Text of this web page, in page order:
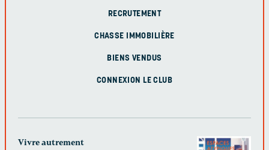
RECRUTEMENT
CHASSE IMMOBILIÈRE
BIENS VENDUS
CONNEXION LE CLUB
Vivre autrement